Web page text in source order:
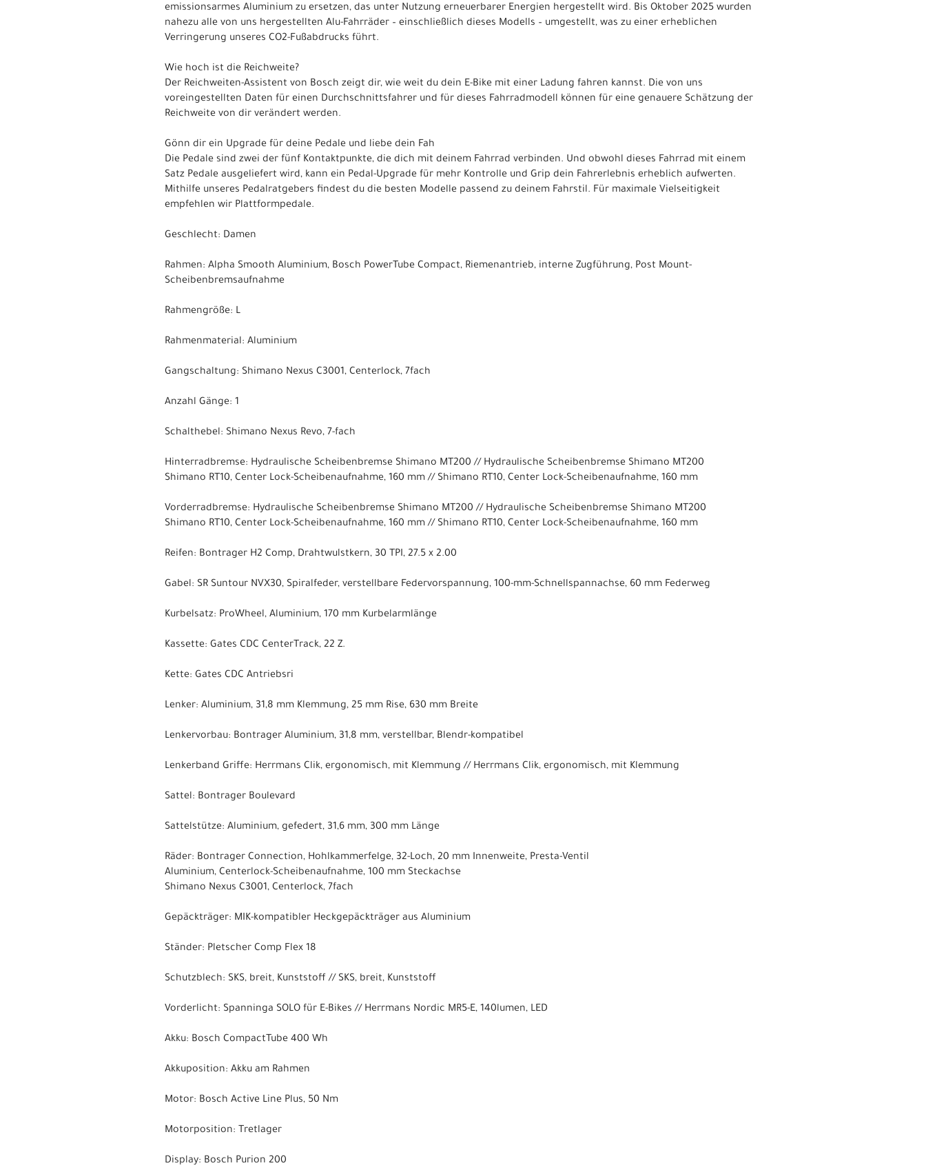
emissionsarmes Aluminium zu ersetzen, das unter Nutzung erneuerbarer Energien hergestellt wird. Bis Oktober 2025 wurden
nahezu alle von uns hergestellten Alu-Fahrräder – einschließlich dieses Modells – umgestellt, was zu einer erheblichen
Verringerung unseres CO2-Fußabdrucks führt.
Wie hoch ist die Reichweite?
Der Reichweiten-Assistent von Bosch zeigt dir, wie weit du dein E-Bike mit einer Ladung fahren kannst. Die von uns
voreingestellten Daten für einen Durchschnittsfahrer und für dieses Fahrradmodell können für eine genauere Schätzung der
Reichweite von dir verändert werden.
Gönn dir ein Upgrade für deine Pedale und liebe dein Fah
Die Pedale sind zwei der fünf Kontaktpunkte, die dich mit deinem Fahrrad verbinden. Und obwohl dieses Fahrrad mit einem
Satz Pedale ausgeliefert wird, kann ein Pedal-Upgrade für mehr Kontrolle und Grip dein Fahrerlebnis erheblich aufwerten.
Mithilfe unseres Pedalratgebers findest du die besten Modelle passend zu deinem Fahrstil. Für maximale Vielseitigkeit
empfehlen wir Plattformpedale.
Geschlecht: Damen
Rahmen: Alpha Smooth Aluminium, Bosch PowerTube Compact, Riemenantrieb, interne Zugführung, Post Mount-
Scheibenbremsaufnahme
Rahmengröße: L
Rahmenmaterial: Aluminium
Gangschaltung: Shimano Nexus C3001, Centerlock, 7fach
Anzahl Gänge: 1
Schalthebel: Shimano Nexus Revo, 7-fach
Hinterradbremse: Hydraulische Scheibenbremse Shimano MT200 // Hydraulische Scheibenbremse Shimano MT200
Shimano RT10, Center Lock-Scheibenaufnahme, 160 mm // Shimano RT10, Center Lock-Scheibenaufnahme, 160 mm
Vorderradbremse: Hydraulische Scheibenbremse Shimano MT200 // Hydraulische Scheibenbremse Shimano MT200
Shimano RT10, Center Lock-Scheibenaufnahme, 160 mm // Shimano RT10, Center Lock-Scheibenaufnahme, 160 mm
Reifen: Bontrager H2 Comp, Drahtwulstkern, 30 TPI, 27.5 x 2.00
Gabel: SR Suntour NVX30, Spiralfeder, verstellbare Federvorspannung, 100-mm-Schnellspannachse, 60 mm Federweg
Kurbelsatz: ProWheel, Aluminium, 170 mm Kurbelarmlänge
Kassette: Gates CDC CenterTrack, 22 Z.
Kette: Gates CDC Antriebsri
Lenker: Aluminium, 31,8 mm Klemmung, 25 mm Rise, 630 mm Breite
Lenkervorbau: Bontrager Aluminium, 31,8 mm, verstellbar, Blendr-kompatibel
Lenkerband Griffe: Herrmans Clik, ergonomisch, mit Klemmung // Herrmans Clik, ergonomisch, mit Klemmung
Sattel: Bontrager Boulevard
Sattelstütze: Aluminium, gefedert, 31,6 mm, 300 mm Länge
Räder: Bontrager Connection, Hohlkammerfelge, 32-Loch, 20 mm Innenweite, Presta-Ventil
Aluminium, Centerlock-Scheibenaufnahme, 100 mm Steckachse
Shimano Nexus C3001, Centerlock, 7fach
Gepäckträger: MIK-kompatibler Heckgepäckträger aus Aluminium
Ständer: Pletscher Comp Flex 18
Schutzblech: SKS, breit, Kunststoff // SKS, breit, Kunststoff
Vorderlicht: Spanninga SOLO für E-Bikes // Herrmans Nordic MR5-E, 140lumen, LED
Akku: Bosch CompactTube 400 Wh
Akkuposition: Akku am Rahmen
Motor: Bosch Active Line Plus, 50 Nm
Motorposition: Tretlager
Display: Bosch Purion 200